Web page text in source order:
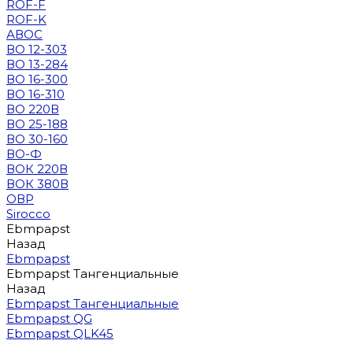
ROF-F
ROF-K
АВОС
ВО 12-303
ВО 13-284
ВО 16-300
ВО 16-310
ВО 220В
ВО 25-188
ВО 30-160
ВО-Ф
ВОК 220В
ВОК 380В
ОВР
Sirocco
Ebmpapst
Назад
Ebmpapst
Ebmpapst Тангенциальные
Назад
Ebmpapst Тангенциальные
Ebmpapst QG
Ebmpapst QLK45